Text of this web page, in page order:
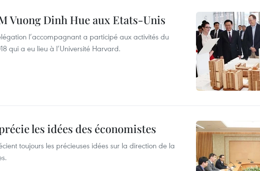
Vuong Dinh Hue aux Etats-Unis
l’accompagnant a participé aux activités du
qui a eu lieu à l’Université Harvard.
les idées des économistes
toujours les précieuses idées sur la direction de la